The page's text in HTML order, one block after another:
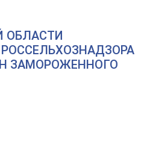
ОБЛАСТИ
ЗАМОРОЖЕННОГО